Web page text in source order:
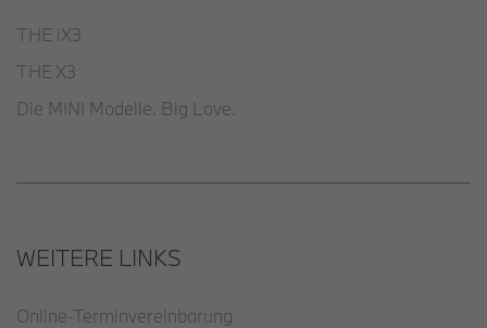
THE iX3
THE X3
Die MINI Modelle. Big Love.
WEITERE LINKS
Online-Terminvereinbarung